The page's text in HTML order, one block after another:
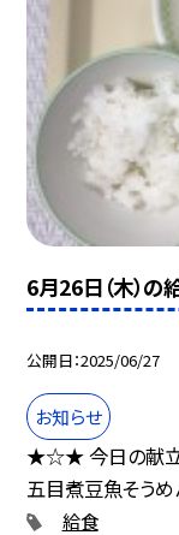
6月26日（木）の
公開日 2025/06/27
お知らせ
★☆★ 今日の献立
五目煮豆魚そう
給食